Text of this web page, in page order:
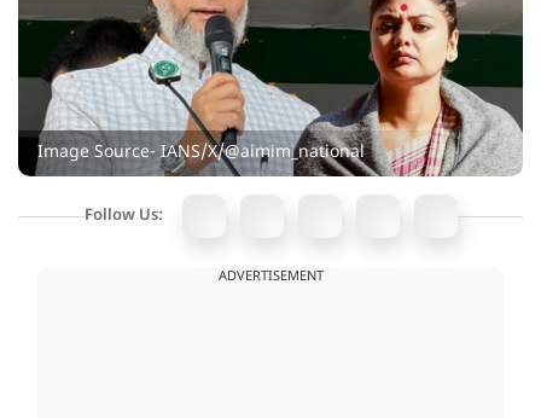
Image Source- IANS/X/@aimim_national
Follow Us:
ADVERTISEMENT